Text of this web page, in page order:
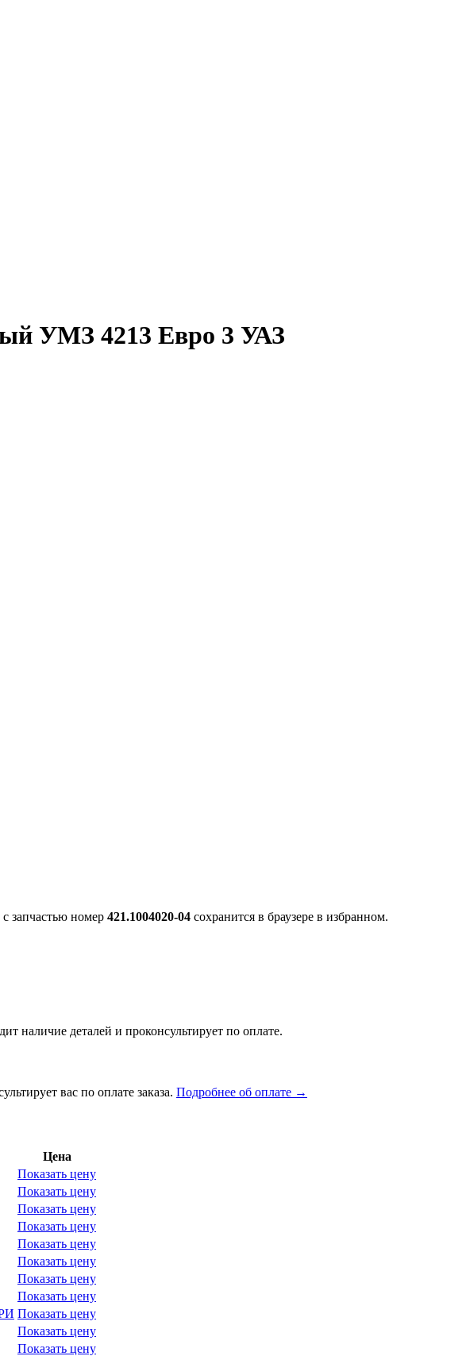
УМЗ 4213 Евро 3 УАЗ
запчастью номер 421.1004020-04 сохранится в браузере в избранном.
наличие деталей и проконсультирует по оплате.
вас по оплате заказа. Подробнее об оплате →
Цена
Показать цену
Показать цену
Показать цену
Показать цену
Показать цену
Показать цену
Показать цену
Показать цену
Показать цену
Показать цену
Показать цену